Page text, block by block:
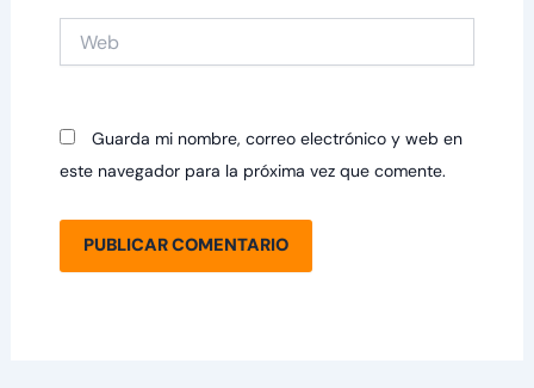
Guarda mi nombre, correo electrónico y web en
este navegador para la próxima vez que comente.